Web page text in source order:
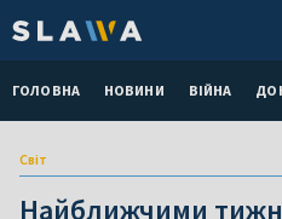
ГОЛОВНА НОВИНИ ВІЙНА
Світ
Найближчими